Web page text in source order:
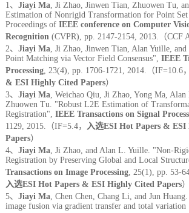
1、 Jiayi Ma, Ji Zhao, Jinwen Tian, Zhuowen Tu,
Estimation of Nonrigid Transformation for Point
Proceedings of IEEE conference on Computer
Recognition(CVPR), pp. 2147-2154, 2013.（CCF
2、 Jiayi Ma, Ji Zhao, Jinwen Tian, Alan Yuille, and
Point Matching via Vector Field Consensus", IEEE
Processing, 23(4), pp. 1706-1721, 2014.（IF=10.6，
& ESI Highly Cited Papers）
3、 Jiayi Ma, Weichao Qiu, Ji Zhao, Yong Ma,
Zhuowen Tu. "Robust L2E Estimation of
Registration", IEEE Transactions on Signal
1129, 2015.（IF=5.4， 入选ESI Hot Papers &
Papers）
4、 Jiayi Ma, Ji Zhao, and Alan L. Yuille. "Non-
Registration by Preserving Global and Local
Transactions on Image Processing, 25(1), pp. 53-
入选ESI Hot Papers & ESI Highly Cited Papers）
5、 Jiayi Ma, Chen Chen, Chang Li, and Jun
image fusion via gradient transfer and total variation